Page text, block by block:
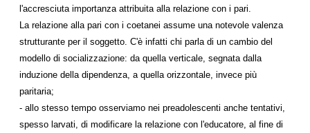
l'accresciuta importanza attribuita alla relazione con i pari.
La relazione alla pari con i coetanei assume una notevole valenza
strutturante per il soggetto. C'è infatti chi parla di un cambio del
modello di socializzazione: da quella verticale, segnata dalla
induzione della dipendenza, a quella orizzontale, invece più
paritaria;
- allo stesso tempo osserviamo nei preadolescenti anche tentativi,
spesso larvati, di modificare la relazione con l'educatore, al fine di